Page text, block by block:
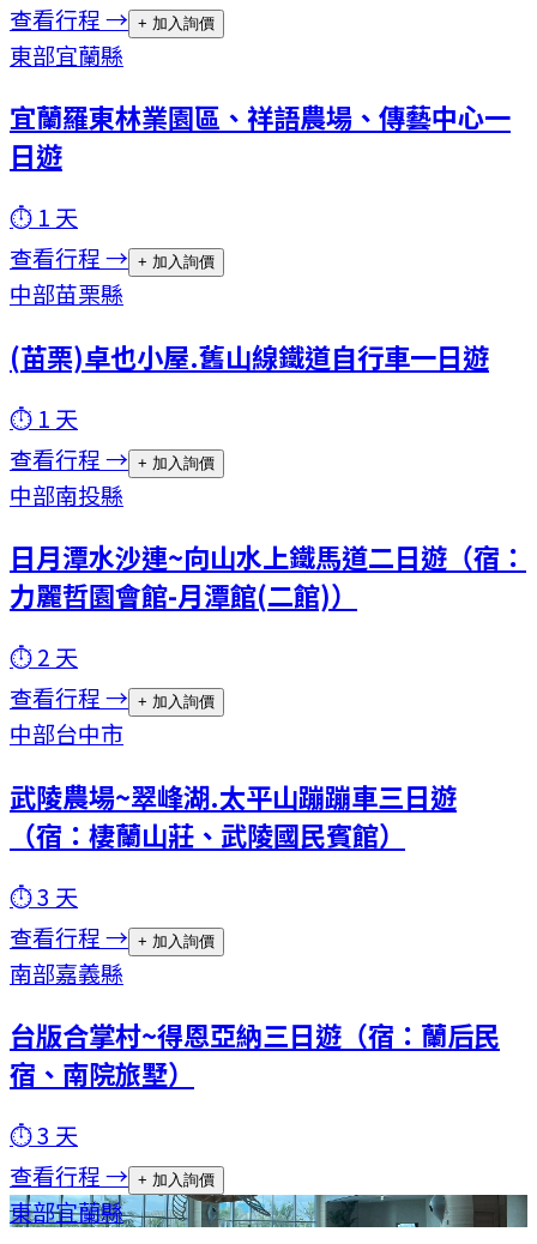
查看行程 → + 加入詢價
東部宜蘭縣
宜蘭羅東林業園區、祥語農場、傳藝中心一
日遊
⏱ 1 天
查看行程 → + 加入詢價
中部苗栗縣
(苗栗)卓也小屋.舊山線鐵道自行車一日遊
⏱ 1 天
查看行程 → + 加入詢價
中部南投縣
日月潭水沙連~向山水上鐵馬道二日遊（宿：
力麗哲園會館-月潭館(二館)）
⏱2 天
查看行程 → + 加入詢價
中部台中市
武陵農場~翠峰湖.太平山蹦蹦車三日遊
（宿：棲蘭山莊、武陵國民賓館）
⏱3 天
查看行程 → + 加入詢價
南部嘉義縣
台版合掌村~得恩亞納三日遊（宿：蘭后民
宿、南院旅墅）
⏱3 天
查看行程 → + 加入詢價
東部宜蘭縣